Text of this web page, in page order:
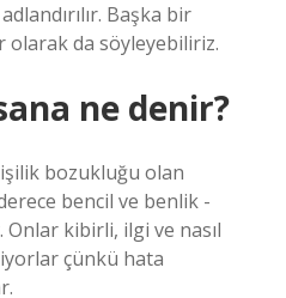
Başka bir
olarak da söyleyebiliriz.
ne denir?
bozukluğu olan
bencil ve benlik -
Onlar kibirli, ilgi ve nasıl
çünkü hata